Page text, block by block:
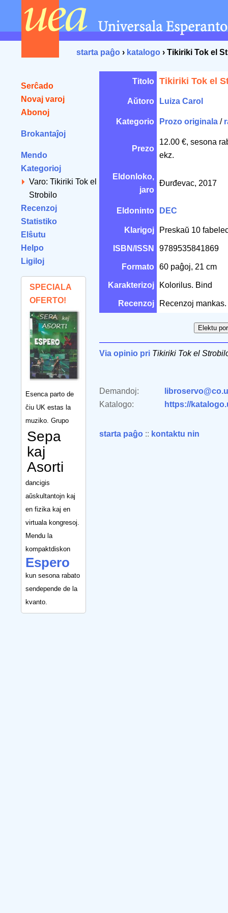
starta paĝo › katalogo › Tikiriki Tok el
Serĉado
Novaj varoj
Abonoj
Brokantaĵoj
Mendo
Kategorioj
Varo: Tikiriki Tok el
Strobilo
Recenzoj
Statistiko
Elŝutu
Helpo
Ligiloj
SPECIALA
OFERTO!
Esenca parto de
ĉiu UK estas la
muziko. Grupo
Sepa
kaj
Asorti
dancigis
aŭskultantojn kaj
en fizika kaj en
virtuala kongresoj.
Mendu la
kompaktdiskon
Espero
kun sesona rabato
sendepende de la
kvanto.
Titolo Tikiriki Tok el
Aŭtoro Luiza Carol
Kategorio Prozo originala /
Prezo
12.00 €, sesona
ekz.
Eldonloko,
jaro
Đurđevac, 2017
Eldoninto DEC
Klarigoj Preskaŭ 10
ISBN/ISSN 9789535841869
Formato 60 paĝoj, 21 cm
Karakterizoj Kolorilus. Bind
Recenzoj Recenzoj mankas.
Via opinio pri Tikiriki Tok el
Demandoj:
Katalogo:
https://
starta paĝo :: kontaktu nin